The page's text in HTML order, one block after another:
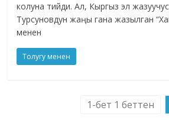
колуна тийди. Ал, Кыргыз эл
Турсуновдун жаңы гана жазылган
менен
Толугу менен
1-бет 1 беттен